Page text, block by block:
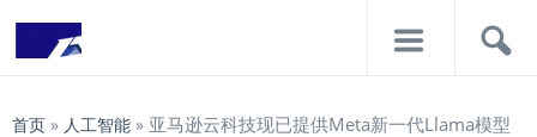
首页 » 人工智能 » 亚马逊云科技现已提供Meta新一代Llama模型